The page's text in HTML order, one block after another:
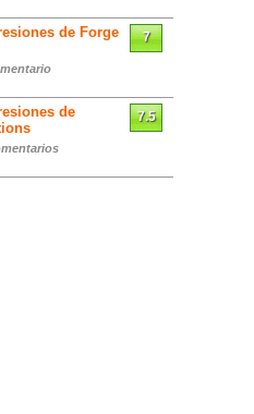
de Forge
7
de
7.5